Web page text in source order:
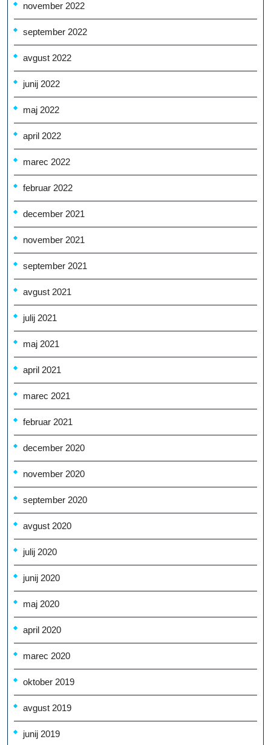
november 2022
september 2022
avgust 2022
junij 2022
maj 2022
april 2022
marec 2022
februar 2022
december 2021
november 2021
september 2021
avgust 2021
julij 2021
maj 2021
april 2021
marec 2021
februar 2021
december 2020
november 2020
september 2020
avgust 2020
julij 2020
junij 2020
maj 2020
april 2020
marec 2020
oktober 2019
avgust 2019
junij 2019